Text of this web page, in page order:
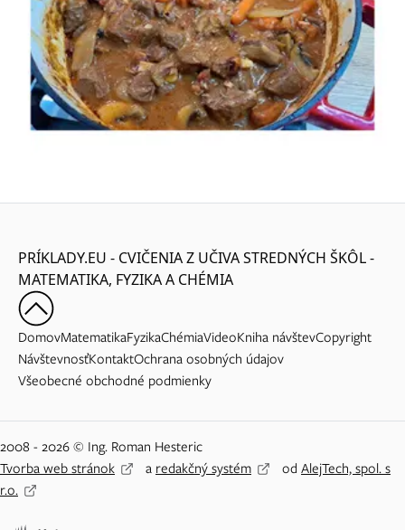
PRÍKLADY.EU - CVIČENIA Z UČIVA STREDNÝCH ŠKÔL -
MATEMATIKA, FYZIKA A CHÉMIA
DomovMatematikaFyzikaChémiaVideoKniha návštevCopyright
NávštevnosťKontaktOchrana osobných údajov
Všeobecné obchodné podmienky
2008 - 2026 © Ing. Roman Hesteric
Tvorba web stránok
aredakčný systém od AlejTech, spol. s
r.o.